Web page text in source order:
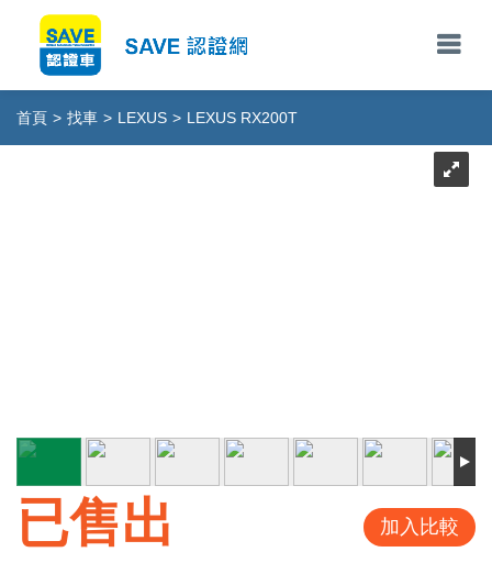
首頁 > 找車 > LEXUS > LEXUS RX200T
已售出 加入比較